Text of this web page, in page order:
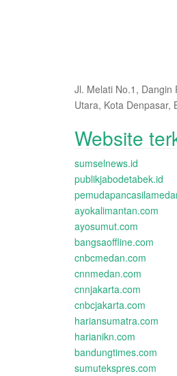
Jl. Melati No.1, Dangin
Utara, Kota Denpasar,
Website
sumselnews.id
publikjabodetabek.id
ayokalimantan.com
ayosumut.com
bangsaoffline.com
cnbcmedan.com
cnnmedan.com
cnnjakarta.com
cnbcjakarta.com
hariansumatra.com
harianikn.com
bandungtimes.com
sumutekspres.com